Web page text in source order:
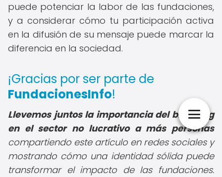
puede potenciar la labor de las fundaciones,
y a considerar cómo tu participación activa
en la difusión de su mensaje puede marcar la
diferencia en la sociedad.
¡Gracias por ser parte de
FundacionesInfo!
Llevemos juntos la importancia del branding
en el sector no lucrativo a más personas
compartiendo este artículo en redes socialesy
mostrando cómo una identidad sólida puede
transformar el impacto de las fundaciones.